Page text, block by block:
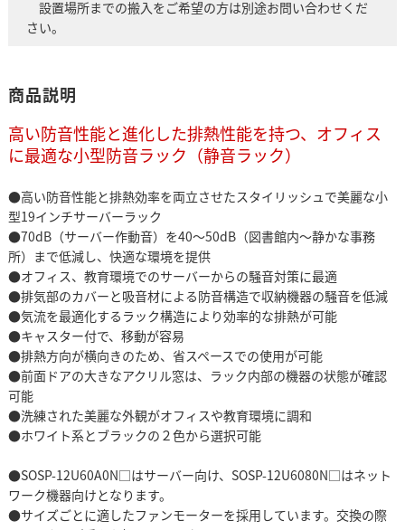
設置場所までの搬入をご希望の方は別途お問い合わせくだ
さい。
商品説明
高い防音性能と進化した排熱性能を持つ、オフィス
に最適な小型防音ラック（静音ラック）
●高い防音性能と排熱効率を両立させたスタイリッシュで美麗な小
型19インチサーバーラック
●70dB（サーバー作動音）を40～50dB（図書館内～静かな事務
所）まで低減し、快適な環境を提供
●オフィス、教育環境でのサーバーからの騒音対策に最適
●排気部のカバーと吸音材による防音構造で収納機器の騒音を低減
●気流を最適化するラック構造により効率的な排熱が可能
●キャスター付で、移動が容易
●排熱方向が横向きのため、省スペースでの使用が可能
●前面ドアの大きなアクリル窓は、ラック内部の機器の状態が確認
可能
●洗練された美麗な外観がオフィスや教育環境に調和
●ホワイト系とブラックの２色から選択可能
●SOSP-12U60A0N□はサーバー向け、SOSP-12U6080N□はネット
ワーク機器向けとなります。
●サイズごとに適したファンモーターを採用しています。交換の際